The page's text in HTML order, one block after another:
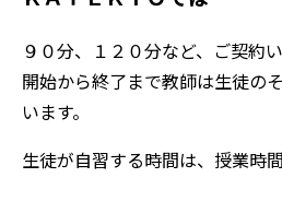
９０分、１２０分など、ご契約
開始から終了まで教師は生徒の
います。
生徒が自習する時間は、授業時